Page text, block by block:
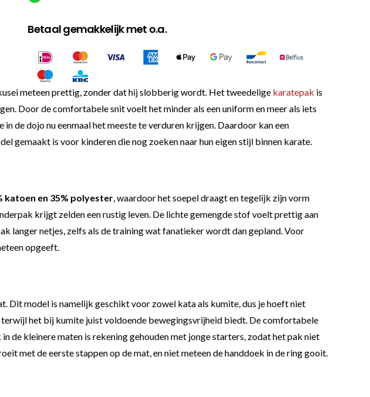
Betaal gemakkelijk met o.a.
meteen prettig, zonder dat hij slobberig wordt. Het tweedelige karatepak is
Door de comfortabele snit voelt het minder als een uniform en meer als iets
de dojo nu eenmaal het meeste te verduren krijgen. Daardoor kan een
gemaakt is voor kinderen die nog zoeken naar hun eigen stijl binnen karate.
katoen en 35% polyester, waardoor het soepel draagt en tegelijk zijn vorm
krijgt zelden een rustig leven. De lichte gemengde stof voelt prettig aan
langer netjes, zelfs als de training wat fanatieker wordt dan gepland. Voor
opgeeft.
Dit model is namelijk geschikt voor zowel kata als kumite, dus je hoeft niet
het bij kumite juist voldoende bewegingsvrijheid biedt. De comfortabele
de kleinere maten is rekening gehouden met jonge starters, zodat het pak niet
met de eerste stappen op de mat, en niet meteen de handdoek in de ring gooit.